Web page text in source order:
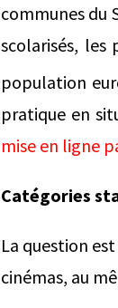
communes du
scolarisés,
population
pratique en
mise en ligne
Catégories
La question
cinémas, au